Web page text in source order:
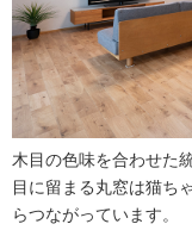
木目の色味を合わせた
目に留まる丸窓は猫ち
らつながっています。